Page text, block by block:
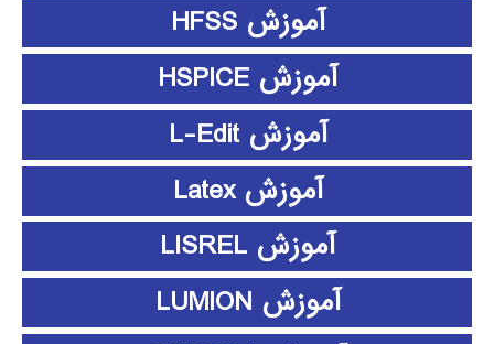
آموزش HFSS
آموزش HSPICE
آموزش L-Edit
آموزش Latex
آموزش LISREL
آموزش LUMION